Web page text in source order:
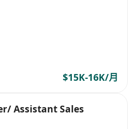
$15K-16K/月
Assistant Sales